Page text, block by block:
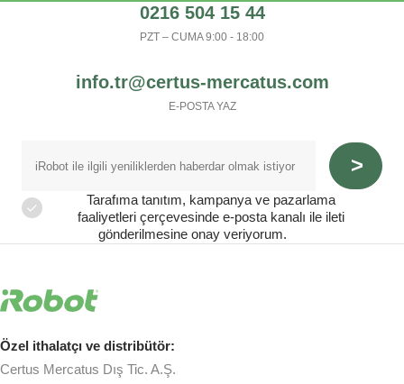
0216 504 15 44
PZT – CUMA 9:00 - 18:00
info.tr@certus-mercatus.com
E-POSTA YAZ
Tarafıma tanıtım, kampanya ve pazarlama
faaliyetleri çerçevesinde e-posta kanalı ile ileti
gönderilmesine onay veriyorum.
Özel ithalatçı ve distribütör:
Certus Mercatus Dış Tic. A.Ş.